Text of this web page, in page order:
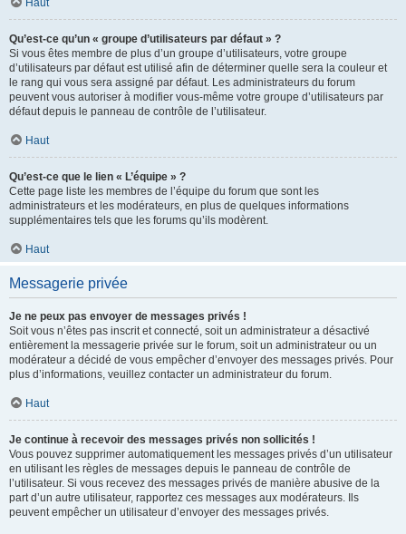
Haut
Qu’est-ce qu’un « groupe d’utilisateurs par défaut » ?
Si vous êtes membre de plus d’un groupe d’utilisateurs, votre groupe
d’utilisateurs par défaut est utilisé afin de déterminer quelle sera la couleur et
le rang qui vous sera assigné par défaut. Les administrateurs du forum
peuvent vous autoriser à modifier vous-même votre groupe d’utilisateurs par
défaut depuis le panneau de contrôle de l’utilisateur.
Haut
Qu’est-ce que le lien « L’équipe » ?
Cette page liste les membres de l’équipe du forum que sont les
administrateurs et les modérateurs, en plus de quelques informations
supplémentaires tels que les forums qu’ils modèrent.
Haut
Messagerie privée
Je ne peux pas envoyer de messages privés !
Soit vous n’êtes pas inscrit et connecté, soit un administrateur a désactivé
entièrement la messagerie privée sur le forum, soit un administrateur ou un
modérateur a décidé de vous empêcher d’envoyer des messages privés. Pour
plus d’informations, veuillez contacter un administrateur du forum.
Haut
Je continue à recevoir des messages privés non sollicités !
Vous pouvez supprimer automatiquement les messages privés d’un utilisateur
en utilisant les règles de messages depuis le panneau de contrôle de
l’utilisateur. Si vous recevez des messages privés de manière abusive de la
part d’un autre utilisateur, rapportez ces messages aux modérateurs. Ils
peuvent empêcher un utilisateur d’envoyer des messages privés.